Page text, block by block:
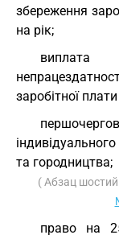
збереження
на рік;
заробітної
та городництва;
( Абзац шостий
право на